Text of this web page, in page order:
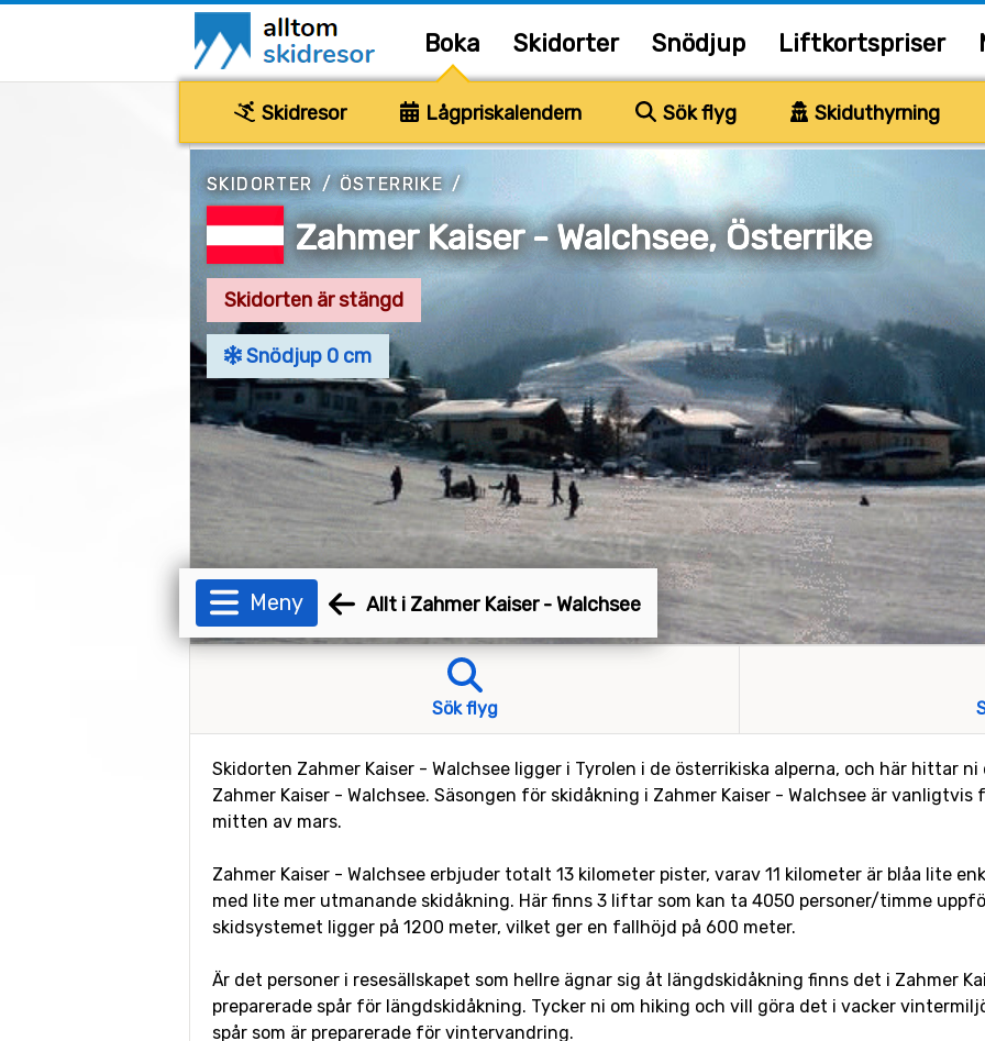
Boka Skidorter Snödjup Liftkortspriser
Skidresor Lågpriskalendern Sök flyg Skiduthyrning
SKIDORTER / ÖSTERRIKE /
Zahmer Kaiser - Walchsee, Österrike
Skidorten är stängd
Snödjup 0 cm
Meny Allt i Zahmer Kaiser - Walchsee
Sök flyg
Skidorten Zahmer Kaiser - Walchsee ligger i Tyrolen i de österrikiska alperna, och här hittar
Zahmer Kaiser - Walchsee. Säsongen för skidåkning i Zahmer Kaiser - Walchsee är
mitten av mars.
Zahmer Kaiser - Walchsee erbjuder totalt 13 kilometer pister, varav 11 kilometer är blåa lite
med lite mer utmanande skidåkning. Här finns 3 liftar som kan ta 4050 personer/timme
skidsystemet ligger på 1200 meter, vilket ger en fallhöjd på 600 meter.
Är det personer i resesällskapet som hellre ägnar sig åt längdskidåkning finns det i Zahmer
preparerade spår för längdskidåkning. Tycker ni om hiking och vill göra det i vacker
spår som är preparerade för vintervandring.